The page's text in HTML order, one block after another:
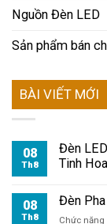
Nguồn Đèn LED
Sản phẩm bán
BÀI VIẾT MỚI
08
Th8
Đèn
Tinh
08
Th8
Đèn
Chức năng